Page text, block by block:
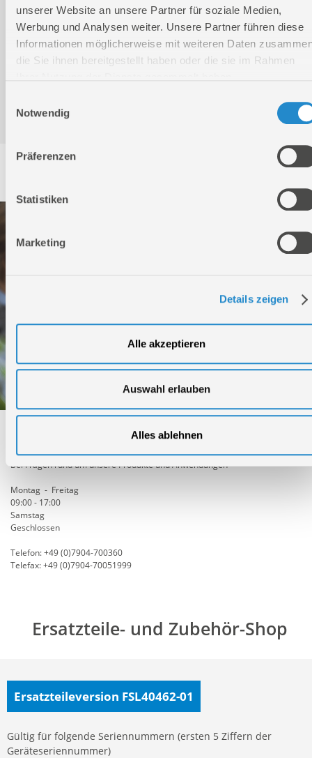
unserer Website an unsere Partner für soziale Medien,
Werbung und Analysen weiter. Unsere Partner führen diese
Informationen möglicherweise mit weiteren Daten
die Sie ihnen bereitgestellt haben oder die sie im Rahmen
Notwendig
Präferenzen
Statistiken
Marketing
Details zeigen
Alle akzeptieren
Auswahl erlauben
Alles ablehnen
Produktinformation
Bei Fragen rund um unsere Produkte und Anwendungen
Montag - Freitag
09:00 - 17:00
Samstag
Geschlossen
Telefon: +49 (0)7904-700360
Telefax: +49 (0)7904-70051999
Ersatzteile- und Zubehör-Shop
Ersatzteileversion FSL40462-01
Gültig für folgende Seriennummern (ersten 5 Ziffern der
Geräteseriennummer)